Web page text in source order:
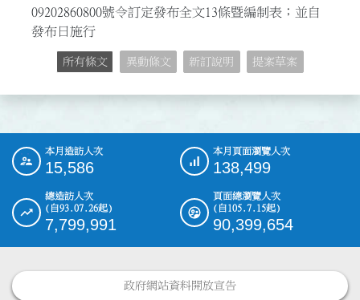
09202860800號令訂定發布全文13條暨編制表；並自
發布日施行
所有條文 異動條文 新訂說明 提案草案
::: 本月造訪人次
15,586
本月頁面瀏覽人次
138,499
總造訪人次
(自93.07.26起)
7,799,991
頁面總瀏覽人次
(自105.7.15起)
90,399,654
政府網站資料開放宣告